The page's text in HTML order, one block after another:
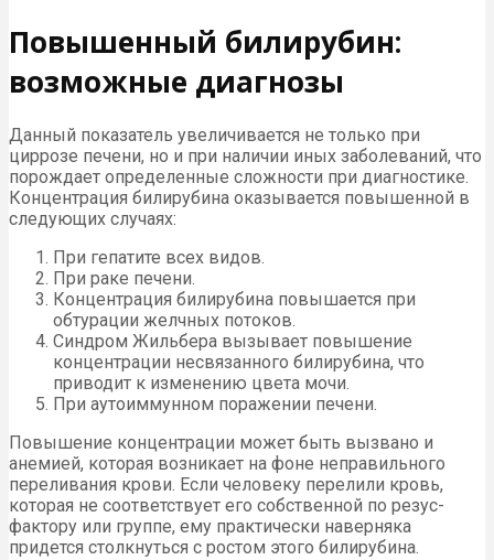
Повышенный билирубин:
возможные диагнозы
Данный показатель увеличивается не только при
циррозе печени, но и при наличии иных заболеваний, что
порождает определенные сложности при диагностике.
Концентрация билирубина оказывается повышенной в
следующих случаях:
При гепатите всех видов.
При раке печени.
Концентрация билирубина повышается при
обтурации желчных потоков.
Синдром Жильбера вызывает повышение
концентрации несвязанного билирубина, что
приводит к изменению цвета мочи.
При аутоиммунном поражении печени.
Повышение концентрации может быть вызвано и
анемией, которая возникает на фоне неправильного
переливания крови. Если человеку перелили кровь,
которая не соответствует его собственной по резус-
фактору или группе, ему практически наверняка
придется столкнуться с ростом этого билирубина.